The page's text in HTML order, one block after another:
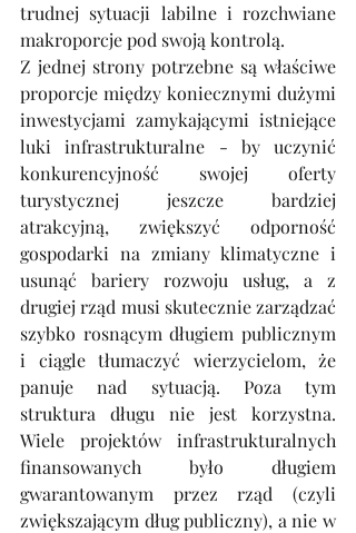
trudnej sytuacji labilne i rozchwiane
makroporcje pod swoją kontrolą.
Z jednej strony potrzebne są właściwe
proporcje między koniecznymi dużymi
inwestycjami zamykającymi istniejące
luki infrastrukturalne - by uczynić
konkurencyjność swojej oferty
turystycznej jeszcze bardziej
atrakcyjną, zwiększyć odporność
gospodarki na zmiany klimatyczne i
usunąć bariery rozwoju usług, a z
drugiej rząd musi skutecznie zarządzać
szybko rosnącym długiem publicznym
i ciągle tłumaczyć wierzycielom, że
panuje nad sytuacją. Poza tym
struktura długu nie jest korzystna.
Wiele projektów infrastrukturalnych
finansowanych było długiem
gwarantowanym przez rząd (czyli
zwiększającym dług publiczny), a nie w